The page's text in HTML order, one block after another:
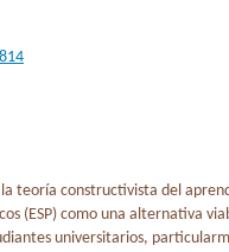
teoría constructivista del
(ESP) como una alternativa
universitarios,